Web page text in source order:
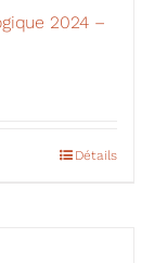
2024 –
Détails